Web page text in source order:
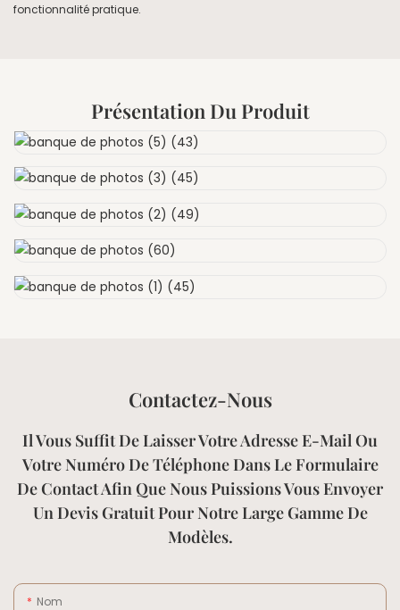
fonctionnalité pratique.
Présentation Du Produit
Contactez-Nous
Il Vous Suffit De Laisser Votre Adresse E-Mail Ou
Votre Numéro De Téléphone Dans Le Formulaire
De Contact Afin Que Nous Puissions Vous Envoyer
Un Devis Gratuit Pour Notre Large Gamme De
Modèles.
Nom